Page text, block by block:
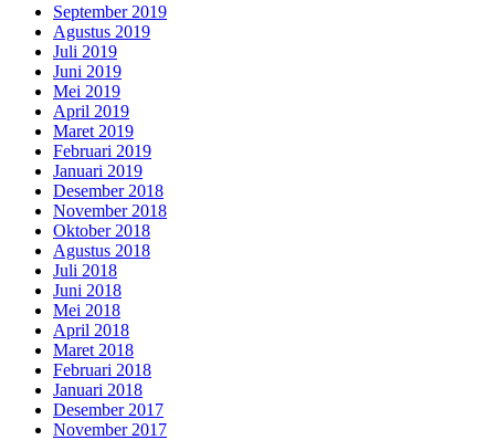
September 2019
Agustus 2019
Juli 2019
Juni 2019
Mei 2019
April 2019
Maret 2019
Februari 2019
Januari 2019
Desember 2018
November 2018
Oktober 2018
Agustus 2018
Juli 2018
Juni 2018
Mei 2018
April 2018
Maret 2018
Februari 2018
Januari 2018
Desember 2017
November 2017